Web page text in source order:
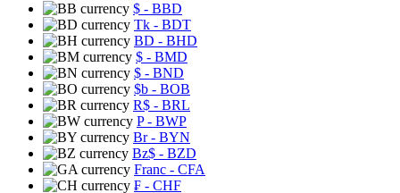
$ - BBD
Tk - BDT
BD - BHD
$ - BMD
$ - BND
$b - BOB
R$ - BRL
P- BWP
Br- BYN
Bz$ - BZD
Franc - CFA
₣ - CHF